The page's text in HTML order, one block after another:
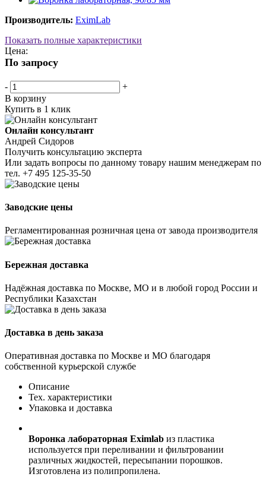
Производитель: EximLab
Показать полные характеристики
Цена:
По запросу
-
+
В корзину
Купить в 1 клик
Онлайн консультант
Андрей Сидоров
Получить консультацию эксперта
Или задать вопросы по данному товару нашим менеджерам по
тел. +7 495 125-35-50
Заводские цены
Регламентированная розничная цена от завода производителя
Бережная доставка
Надёжная доставка по Москве, МО и в любой город России и
Республики Казахстан
Доставка в день заказа
Оперативная доставка по Москве и МО благодаря
собственной курьерской службе
Описание
Тех. характеристики
Упаковка и доставка
Воронка лабораторная Eximlab из пластика
используется при переливании и фильтровании
различных жидкостей, пересыпании порошков.
Изготовлена из полипропилена.